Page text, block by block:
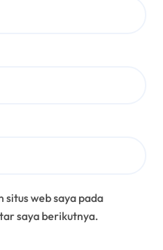
situs web saya pada
saya berikutnya.